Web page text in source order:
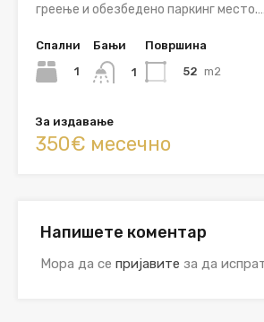
греење и обезбедено паркинг место.…
Спални
1
Бањи
1
Површина
52 m2
За издавање
350€ месечно
Напишете коментар
Мора да се пријавите за да